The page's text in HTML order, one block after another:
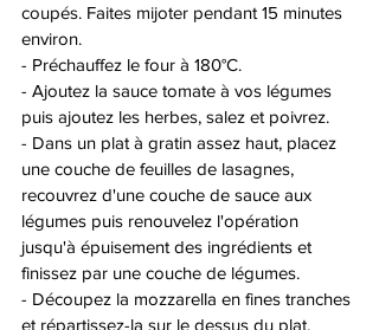
coupés. Faites mijoter pendant 15 minutes
environ.
- Préchauffez le four à 180°C.
- Ajoutez la sauce tomate à vos légumes
puis ajoutez les herbes, salez et poivrez.
- Dans un plat à gratin assez haut, placez
une couche de feuilles de lasagnes,
recouvrez d'une couche de sauce aux
légumes puis renouvelez l'opération
jusqu'à épuisement des ingrédients et
finissez par une couche de légumes.
- Découpez la mozzarella en fines tranches
et répartissez-la sur le dessus du plat.